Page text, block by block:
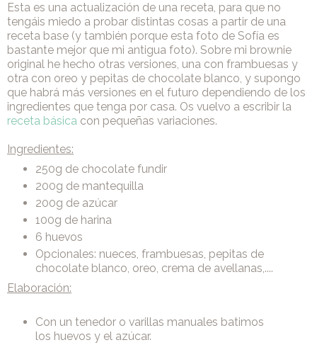
Esta es una actualización de una receta, para que no
tengáis miedo a probar distintas cosas a partir de una
receta base (y también porque esta foto de Sofía es
bastante mejor que mi antigua foto). Sobre mi brownie
original he hecho otras versiones, una con frambuesas y
otra con oreo y pepitas de chocolate blanco, y supongo
que habrá más versiones en el futuro dependiendo de los
ingredientes que tenga por casa. Os vuelvo a escribir la
receta básica con pequeñas variaciones.
Ingredientes:
250g de chocolate fundir
200g de mantequilla
200g de azúcar
100g de harina
6 huevos
Opcionales: nueces, frambuesas, pepitas de
chocolate blanco, oreo, crema de avellanas,....
Elaboración:
Con un tenedor o varillas manuales batimos
los huevos y el azúcar.